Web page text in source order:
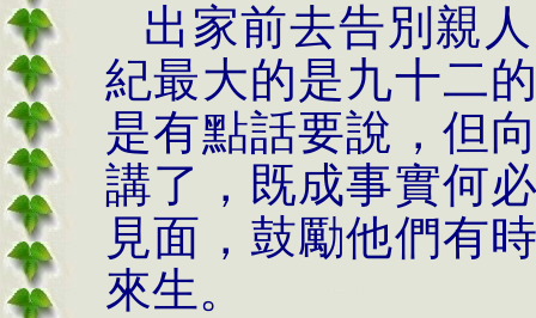
出家前去告別親
紀最大的是九十二
是有點話要說，但
講了，既成事實何
見面，鼓勵他們有
來生。